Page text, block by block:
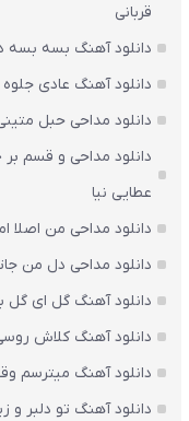
قربانی
دانلود آهنگ بسه بسه
دانلود آهنگ عادی
دانلود مداحی حبل
دانلود مداحی و قسم
عطایی نیا
دانلود مداحی من اصلا
دانلود مداحی دل من
دانلود آهنگ گل ای گل
دانلود آهنگ کلاش روسی پستو
دانلود آهنگ میترسم
دانلود آهنگ تو دلبر و